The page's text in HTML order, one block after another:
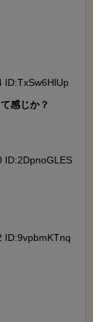
ID:TxSw6HlUp
感じか？
ID:2DpnoGLES
ID:9vpbmKTnq